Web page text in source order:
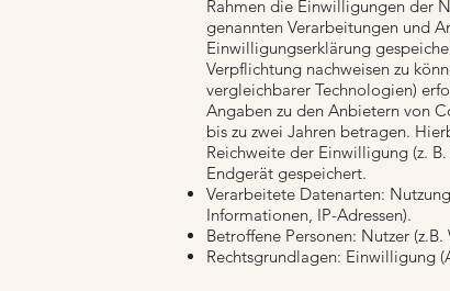
Rahmen die Einwilligungen der
genannten Verarbeitungen und
Einwilligungserklärung
Verpflichtung nachweisen zu
vergleichbarer Technologien)
Angaben zu den Anbietern von
bis zu zwei Jahren betragen.
Reichweite der Einwilligung (z.
Endgerät gespeichert.
Verarbeitete Datenarten:
Informationen, IP-Adressen).
Betroffene Personen: Nutzer
Rechtsgrundlagen: Einwilligung